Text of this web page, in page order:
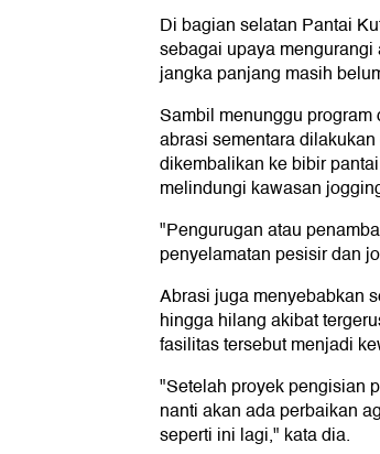
Di bagian selatan Pantai
sebagai upaya
jangka panjang masih
Sambil menunggu
abrasi sementara
dikembalikan ke bibir
melindungi kawasan
"Pengurugan atau
penyelamatan pesisir dan
Abrasi juga menyebabkan
hingga hilang akibat
fasilitas tersebut menjadi
"Setelah proyek pengisian
nanti akan ada perbaikan
seperti ini lagi," kata dia.